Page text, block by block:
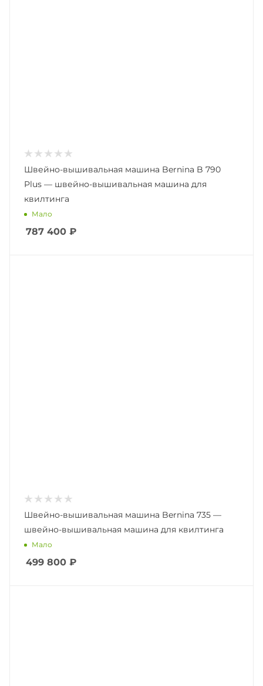
Швейно-вышивальная машина Bernina B 790
Plus — швейно-вышивальная машина для
квилтинга
Мало
787 400 ₽
Швейно-вышивальная машина Bernina 735 —
швейно-вышивальная машина для квилтинга
Мало
499 800 ₽